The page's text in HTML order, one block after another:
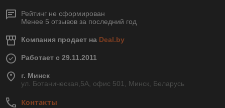
Рейтинг не сформирован
Менее 5 отзывов за последний год
Компания продает на Deal.by
Работает с 29.11.2011
г. Минск
ул. Ботаническая,5А, офис 501, Минск, Беларусь
Контакты